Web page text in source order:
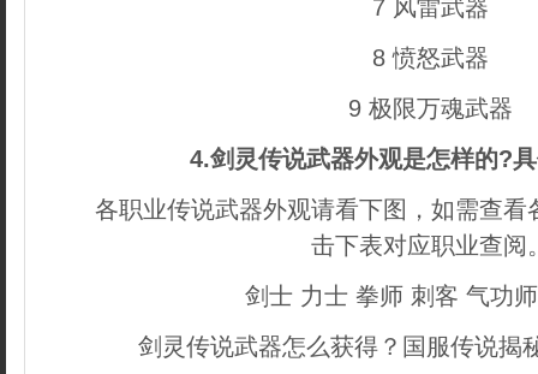
7 风雷武器
8 愤怒武器
9 极限万魂武器
4.剑灵传说武器外观是怎样的?
各职业传说武器外观请看下图，如需查看
击下表对应职业查阅
剑士 力士 拳师 刺客 气功
剑灵传说武器怎么获得？国服传说揭